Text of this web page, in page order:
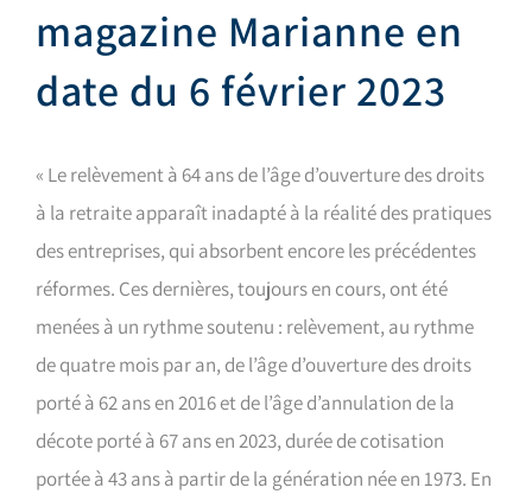
magazine Marianne en
date du 6 février 2023
« Le relèvement à 64 ans de l’âge d’ouverture des droits
à la retraite apparaît inadapté à la réalité des pratiques
des entreprises, qui absorbent encore les précédentes
réformes. Ces dernières, toujours en cours, ont été
menées à un rythme soutenu : relèvement, au rythme
de quatre mois par an, de l’âge d’ouverture des droits
porté à 62 ans en 2016 et de l’âge d’annulation de la
décote porté à 67 ans en 2023, durée de cotisation
portée à 43 ans à partir de la génération née en 1973. En